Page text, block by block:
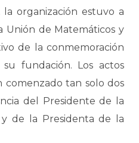
organización estuvo a
Unión de Matemáticos y
de la conmemoración
fundación. Los actos
comenzado tan solo dos
del Presidente de la
de la Presidenta de la